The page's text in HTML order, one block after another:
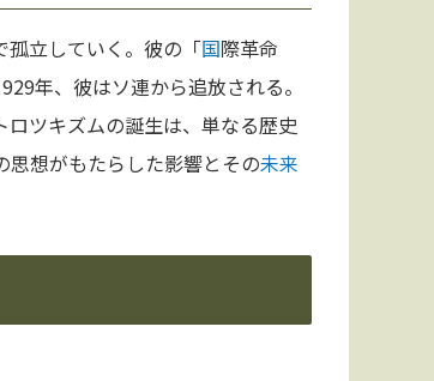
孤立していく。彼の「国際革命
年、彼はソ連から追放される。
ツキズムの誕生は、単なる歴史
想がもたらした影響とその未来